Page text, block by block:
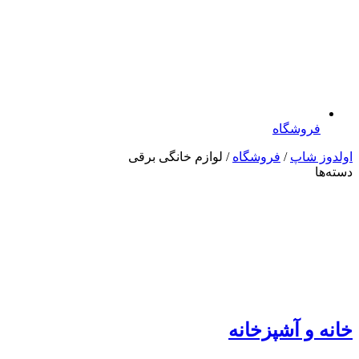
فروشگاه
اولدوز شاپ / فروشگاه / لوازم خانگی برقی
دسته‌ها
خانه و آشپزخانه